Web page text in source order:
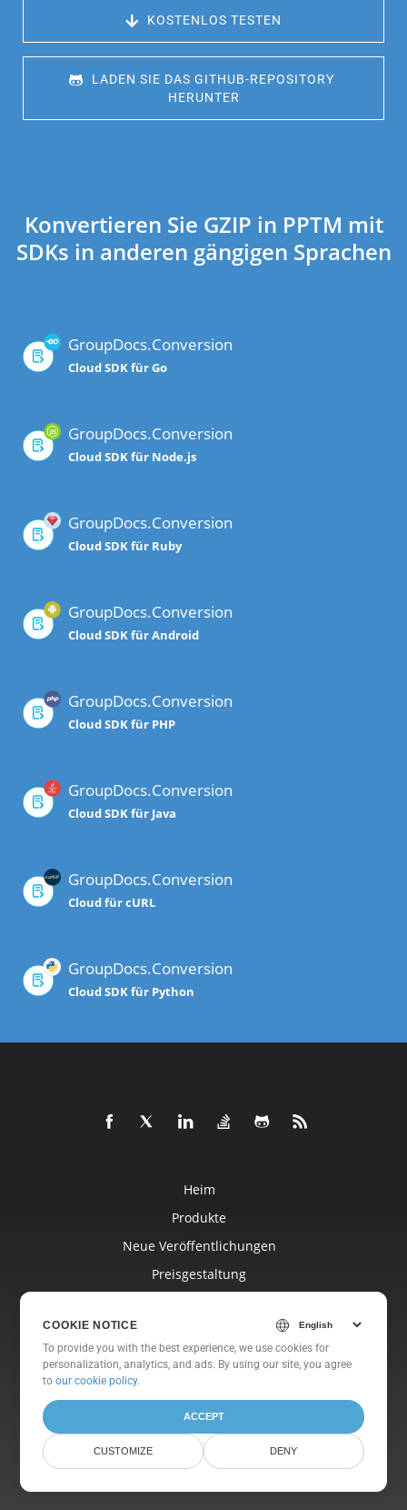
KOSTENLOS TESTEN
LADEN SIE DAS GITHUB-REPOSITORY
HERUNTER
Konvertieren Sie GZIP in PPTM mit
SDKs in anderen gängigen Sprachen
GroupDocs.Conversion
Cloud SDK für Go
GroupDocs.Conversion
Cloud SDK für Node.js
GroupDocs.Conversion
Cloud SDK für Ruby
GroupDocs.Conversion
Cloud SDK für Android
GroupDocs.Conversion
Cloud SDK für PHP
GroupDocs.Conversion
Cloud SDK für Java
GroupDocs.Conversion
Cloud für cURL
GroupDocs.Conversion
Cloud SDK für Python
Heim
Produkte
Neue Veröffentlichungen
Preisgestaltung
Kostenlose Beratung
Websites
Um
COOKIE NOTICE
To provide you with the best experience, we use cookies for
personalization, analytics, and ads. By using our site, you agree
toour cookie policy.
ACCEPT
CUSTOMIZE DENY